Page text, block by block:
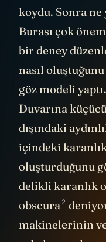
koydu. Sonra
Burası çok
bir deney
nasıl
göz modeli
Duvarına
dışındaki
içindeki
oluşturduğunu
delikli karanlık
obscura 2
makinelerinin